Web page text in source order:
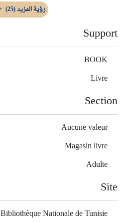
رؤية المزيد(25)
Support
BOOK
Livre
Section
Aucune valeur
Magasin livre
Adulte
Site
Bibliothèque Nationale de Tunisie